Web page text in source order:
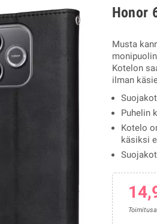
Honor
Musta
Kotelon
ilman
Puhelin
Kotelo
käsiksi